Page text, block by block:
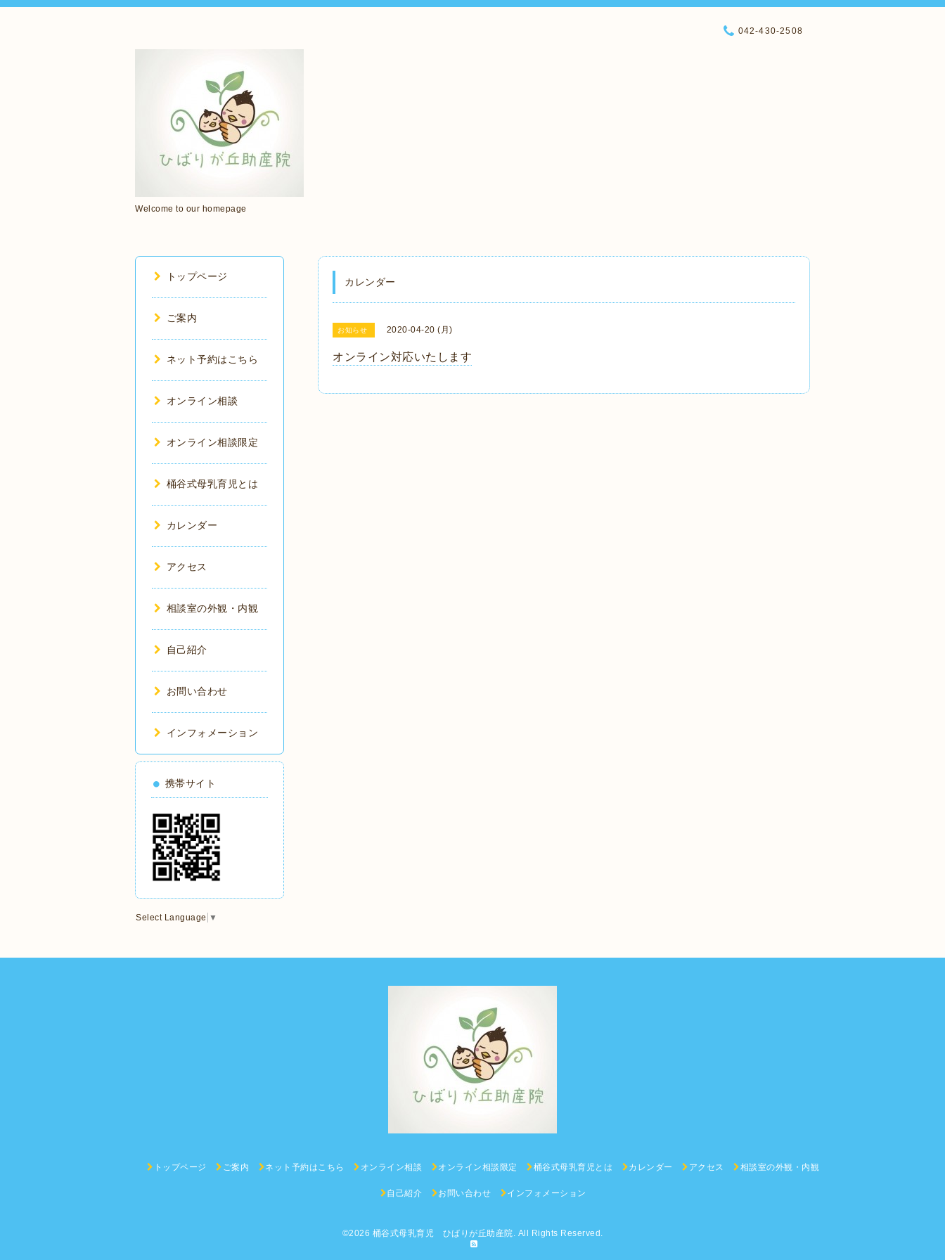
Welcome to our homepage
042-430-2508
カレンダー
お知らせ 2020-04-20 (月)
オンライン対応いたします
トップページ
ご案内
ネット予約はこちら
オンライン相談
オンライン相談限定
桶谷式母乳育児とは
カレンダー
アクセス
相談室の外観・内観
自己紹介
お問い合わせ
インフォメーション
携帯サイト
Select Language ▼
トップページ ご案内 ネット予約はこちら オンライン相談 オンライン相談限定 桶谷式母乳育児とは カレンダー アクセス 相談室の外観・内観
自己紹介 お問い合わせ インフォメーション
©2026 桶谷式母乳育児 ひばりが丘助産院. All Rights Reserved.